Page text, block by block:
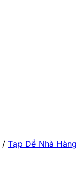
/ Tạp Dề Nhà Hàng